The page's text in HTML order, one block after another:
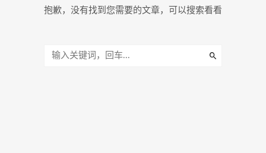
抱歉，没有找到您需要的文章，可以搜索看看